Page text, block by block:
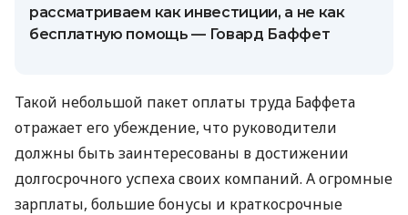
рассматриваем как инвестиции, а не как
бесплатную помощь — Говард Баффет
Такой небольшой пакет оплаты труда Баффета
отражает его убеждение, что руководители
должны быть заинтересованы в достижении
долгосрочного успеха своих компаний. А огромные
зарплаты, большие бонусы и краткосрочные